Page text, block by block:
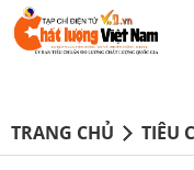
TRANG CHỦ TIÊU